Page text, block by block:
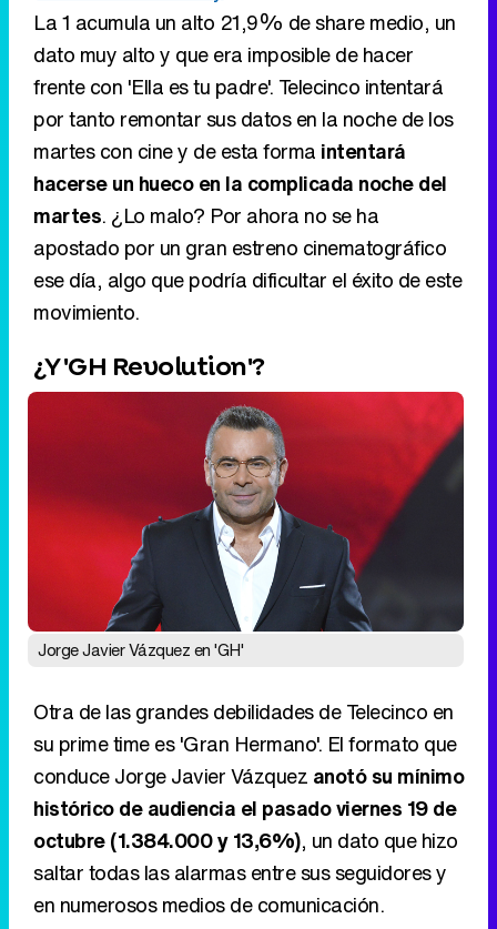
hacerse un hueco en la complicada noche del
martes. ¿Lo malo? Por ahora no se ha
apostado por un gran estreno cinematográfico
ese día, algo que podría dificultar el éxito de este
movimiento.
¿Y 'GH Revolution'?
Jorge Javier Vázquez en 'GH'
Otra de las grandes debilidades de Telecinco en
su prime time es 'Gran Hermano'. El formato que
conduce Jorge Javier Vázquez
anotó su mínimo
histórico de audiencia el pasado viernes 19 de
saltar todas las alarmas entre sus seguidores y
en numerosos medios de comunicación.
¿Estamos ante el final definitivo de 'GH'?
Parece absolutamente imposible de remontar y
es que pese a las múltiples novedades y
cambios, lejos de mejorar, no ha dejado de
perder público. Teniendo en cuenta todavía resta